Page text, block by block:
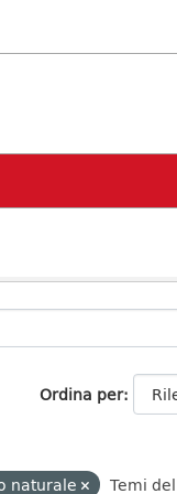
Ordina per
naturale Temi